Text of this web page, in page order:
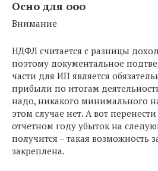
Осно для ооо
Внимание
НДФЛ считается с разницы
поэтому документальное
части для ИП является
прибыли по итогам
надо, никакого минимального
этом случае нет. А вот
отчетном году убыток на
получится – такая возможность
закреплена.